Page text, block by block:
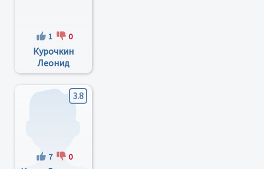
1 0
Курочкин
Леонид
Яковлевич
3.8
7 0